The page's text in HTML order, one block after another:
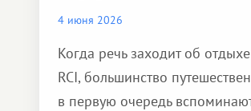
4 июня 2026
Когда речь заходит об
RCI, большинство
в первую очередь